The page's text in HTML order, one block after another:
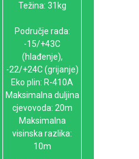
Težina: 31kg
Područje rada:
-15/+43C
(hlađenje),
-22/+24C (grijanje)
Eko plin: R-410A
Maksimalna duljina
cjevovoda: 20m
Maksimalna
visinska razlika:
10m